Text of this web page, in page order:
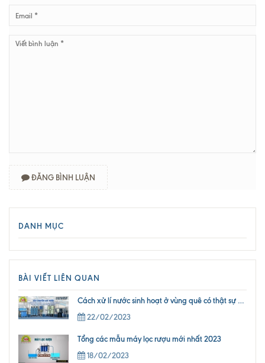
ĐĂNG BÌNH LUẬN
DANH MỤC
BÀI VIẾT LIÊN QUAN
Cách xử lí nước sinh hoạt ở vùng quê có thật sự an toàn ? Cách khắc phục và xử lí nước sinh hoạt an toàn mới nhất 2023
22/02/2023
Tổng các mẫu máy lọc rượu mới nhất 2023
18/02/2023